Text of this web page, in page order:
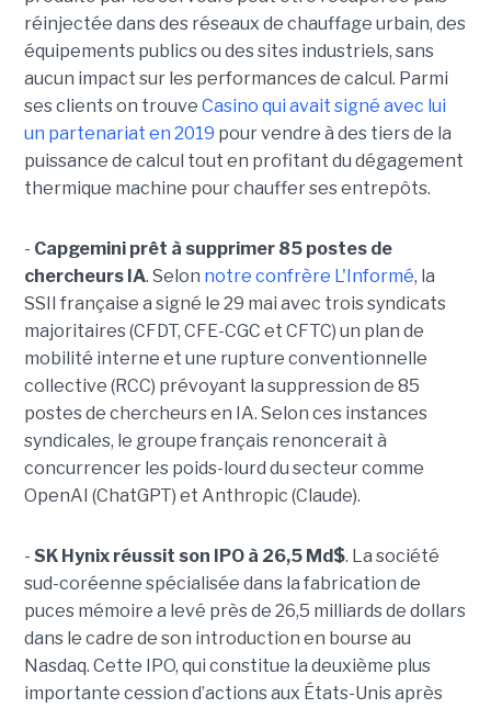
réinjectée dans des réseaux de chauffage urbain, des
équipements publics ou des sites industriels, sans
aucun impact sur les performances de calcul. Parmi
ses clients on trouve Casino qui avait signé avec lui
un partenariat en 2019 pour vendre à des tiers de la
puissance de calcul tout en profitant du dégagement
thermique machine pour chauffer ses entrepôts.
- Capgemini prêt à supprimer 85 postes de
chercheurs IA. Selon notre confrère L'Informé, la
SSII française a signé le 29 mai avec trois syndicats
majoritaires (CFDT, CFE-CGC et CFTC) un plan de
mobilité interne et une rupture conventionnelle
collective (RCC) prévoyant la suppression de 85
postes de chercheurs en IA. Selon ces instances
syndicales, le groupe français renoncerait à
concurrencer les poids-lourd du secteur comme
OpenAI (ChatGPT) et Anthropic (Claude).
- SK Hynix réussit son IPO à 26,5 Md$. La société
sud-coréenne spécialisée dans la fabrication de
puces mémoire a levé près de 26,5 milliards de dollars
dans le cadre de son introduction en bourse au
Nasdaq. Cette IPO, qui constitue la deuxième plus
importante cession d’actions aux États-Unis après